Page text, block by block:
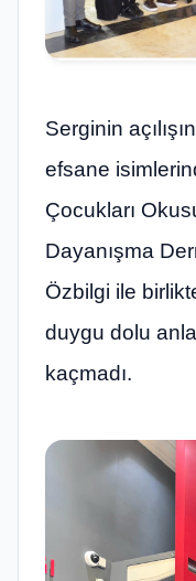
Serginin
efsane
Çocukları
Dayanışma
Özbilgi ile
duygu dolu
kaçmadı.